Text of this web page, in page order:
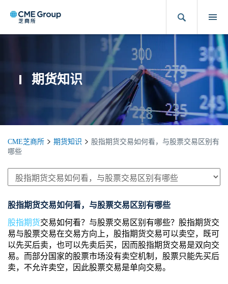
期货知识
CME芝商所 期货知识
股指期货交易如何看，与股票交易区别有
哪些
股指期货交易如何看，与股票交易区别有哪些
股指期货交易如何看？与股票交易区别有哪些？股指期货交
易与股票交易在交易方向上，股指期货交易可以卖空，既可
以先买后卖，也可以先卖后买，因而股指期货交易是双向交
易。而部分国家的股票市场没有卖空机制，股票只能先买后
卖，不允许卖空，因此股票交易是单向交易。